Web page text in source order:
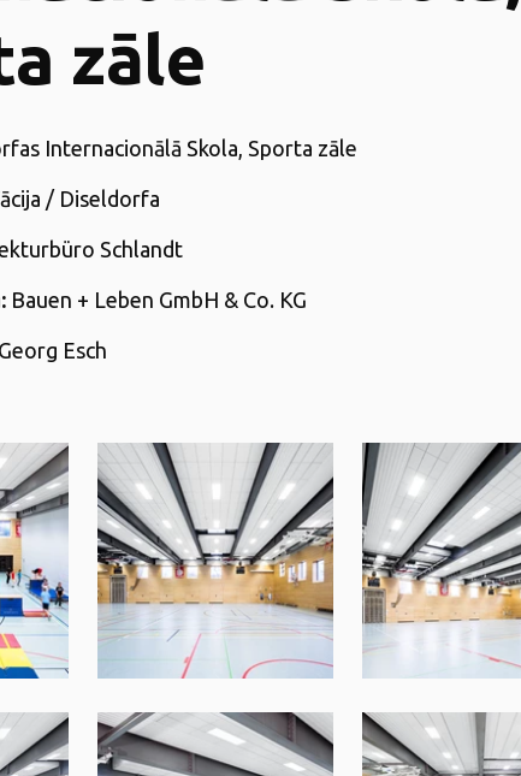
zāle
Internacionālā Skola, Sporta zāle
/ Diseldorfa
Schlandt
Bauen + Leben GmbH & Co. KG
Esch